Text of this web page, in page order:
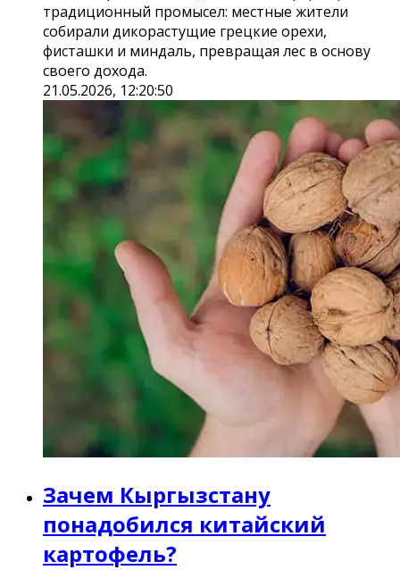
традиционный промысел: местные жители
собирали дикорастущие грецкие орехи,
фисташки и миндаль, превращая лес в основу
своего дохода.
21.05.2026, 12:20:50
Зачем Кыргызстану
понадобился китайский
картофель?